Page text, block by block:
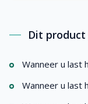
Dit
Wanneer u last
Wanneer u last